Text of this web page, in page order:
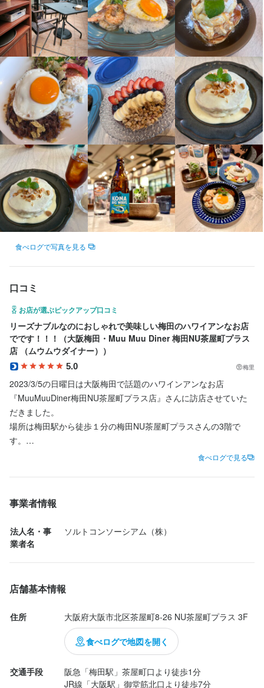
食べログで写真を見る
口コミ
お店が選ぶピックアップ口コミ
リーズナブルなのにおしゃれで美味しい梅田のハワイアンなお店
でです！！！（大阪梅田・Muu Muu Diner 梅田NU茶屋町プラス
店 （ムウムウダイナー））
5.0 梅里
2023/3/5の日曜日は大阪梅田で話題のハワインアンなお店
『MuuMuuDiner梅田NU茶屋町プラス店』さんに訪店させていた
だきました。
場所は梅田駅から徒歩１分の梅田NU茶屋町プラスさんの3階で
す。
スはリゾート気分です。
夏の暑い日に来てみたいな～と思いました。
という事で乾杯はもちろビールでハワイアンな一杯をいただくこ
爽快感のあるすっきりしたラガービールで実にGOOD。
乾杯からモチベーションが上がってしまいました！！！
続きまして名物と云っても過言ではない『プレミアムハワイアン
サワー』でございます。
ほんとは『あまおう』をつかったストロベリーをいただきたかっ
たのですが、大人気の為、売...
食べログで見る
事業者情報
法人名・事
業者名
ソルトコンソーシアム（株）
店舗基本情報
住所 大阪府大阪市北区茶屋町8-26 NU茶屋町プラス 3F
食べログで地図を開く
交通手段
阪急「梅田駅」茶屋町口より徒歩1分
JR線「大阪駅」御堂筋北口より徒歩7分
この仕事のおすすめポイント
【成果に応じた昇給アリ】
目標の達成度合いやスキルアップの度合いによって、給与はどん
どんアップしていきます。毎日モチベーション高く働ける環境で
す。
身に付くスキル
包丁さばき 製菓技術 肉の知識 魚の知識 野菜の知識
洋菓子の知識
メニュー開発
仕入れ・食材の目利き
応募資格
必須スキル・経験
コミュニケーション能力 飲食店での調理経験
歓迎スキル・経験
コミュニケーション能力 飲食店での調理経験
求める人物像
・行動力がある人
・好奇心を持って仕事に取り組める方
・誠実に仕事に取り組める方
・チームで仕事することに意欲的な方
・笑顔が素敵な人
選考の流れ
応募後、原則3営業日以内に返信しております。
一度、カジュアルにお話しましょう。ご応募を心よりお待ちして